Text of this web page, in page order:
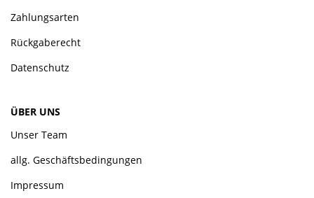
Zahlungsarten
Rückgaberecht
Datenschutz
ÜBER UNS
Unser Team
allg. Geschäftsbedingungen
Impressum